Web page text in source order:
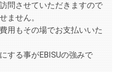
問させていただきますので
ません。
用もその場でお支払いいた
する事がEBISUの強みで